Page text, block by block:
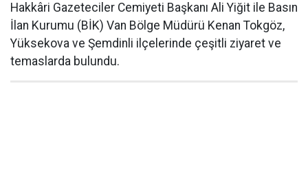
Hakkâri Gazeteciler Cemiyeti Başkanı Ali Yiğit ile Basın
İlan Kurumu (BİK) Van Bölge Müdürü Kenan Tokgöz,
Yüksekova ve Şemdinli ilçelerinde çeşitli ziyaret ve
temaslarda bulundu.